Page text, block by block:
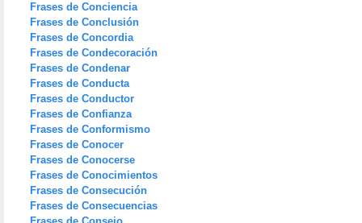
Frases de Conciencia
Frases de Conclusión
Frases de Concordia
Frases de Condecoración
Frases de Condenar
Frases de Conducta
Frases de Conductor
Frases de Confianza
Frases de Conformismo
Frases de Conocer
Frases de Conocerse
Frases de Conocimientos
Frases de Consecución
Frases de Consecuencias